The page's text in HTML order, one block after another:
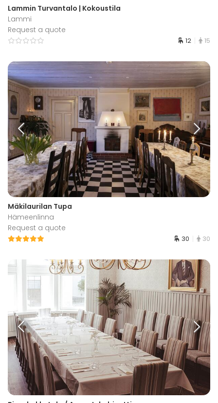
Lammin Turvantalo | Kokoustila
Lammi
Request a quote
12 15
Mäkilaurilan Tupa
Hämeenlinna
Request a quote
30 30